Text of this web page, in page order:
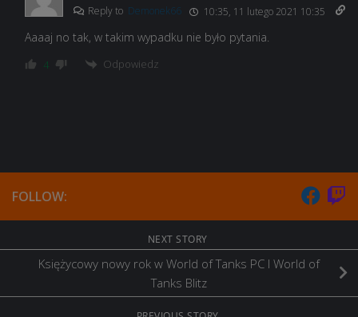
Reply to Demonek66 10:35, 11 lutego 2021 10:35
Aaaaj no tak, w takim wypadku nie było pytania.
4 Odpowiedz
FOLLOW:
NEXT STORY
Księżycowy nowy rok w World of Tanks PC I World of
Tanks Blitz